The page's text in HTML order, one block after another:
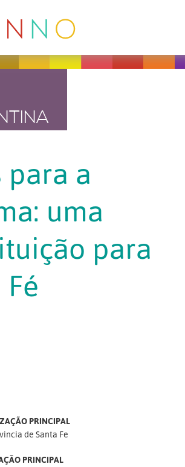
para a
uma
para
PRINCIPAL
de Santa Fe
PRINCIPAL